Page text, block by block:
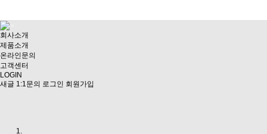
회사소개
제품소개
온라인문의
고객센터
LOGIN
새글 1:1문의 로그인 회원가입